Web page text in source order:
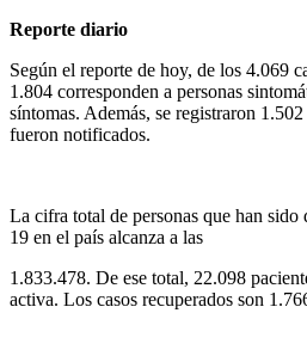
Reporte diario
Según el reporte de hoy, de los 4.069
1.804 corresponden a personas
síntomas. Además, se registraron
fueron notificados.
La cifra total de personas que han
19 en el país alcanza a las
1.833.478. De ese total, 22.098
activa. Los casos recuperados son